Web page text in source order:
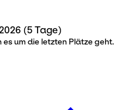
(5 Tage)
um die letzten Plätze geht.